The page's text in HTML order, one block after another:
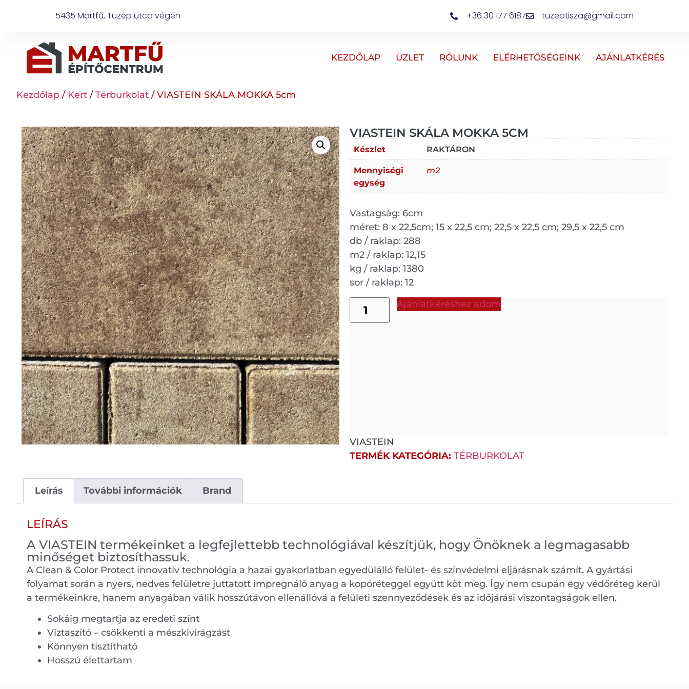
5435 Martfű, Tüzép utca végén +36 30 177 6187 tuzeptisza@gmail.com
KEZDŐLAP ÜZLET RÓLUNK ELÉRHETŐSÉGEINK AJÁNLATKÉRÉS
Kezdőlap / Kert /Térburkolat / VIASTEIN SKÁLA MOKKA 5cm
VIASTEIN SKÁLA MOKKA 5CM
Készlet RAKTÁRON
Mennyiségi
egység
m2
Vastagság: 6cm
méret: 8 x 22,5cm; 15 x 22,5 cm; 22,5 x 22,5 cm; 29,5 x 22,5 cm
db / raklap: 288
m2 / raklap: 12,15
kg / raklap: 1380
sor / raklap: 12
Ajánlatkéréshez adom
VIASTEIN
TERMÉK KATEGÓRIA: TÉRBURKOLAT
Leírás További információk Brand
LEÍRÁS
A VIASTEIN termékeinket a legfejlettebb technológiával készítjük, hogy Önöknek a legmagasabb
minőséget biztosíthassuk.
A Clean & Color Protect innovatív technológia a hazai gyakorlatban egyedülálló felület- és színvédelmi eljárásnak számít. A gyártási
folyamat során a nyers, nedves felületre juttatott impregnáló anyag a kopóréteggel együtt köt meg. Így nem csupán egy védőréteg kerül
a termékeinkre, hanem anyagában válik hosszútávon ellenállóvá a felületi szennyeződések és az időjárási viszontagságok ellen.
Sokáig megtartja az eredeti színt
Víztaszító – csökkenti a mészkivirágzást
Könnyen tisztítható
Hosszú élettartam